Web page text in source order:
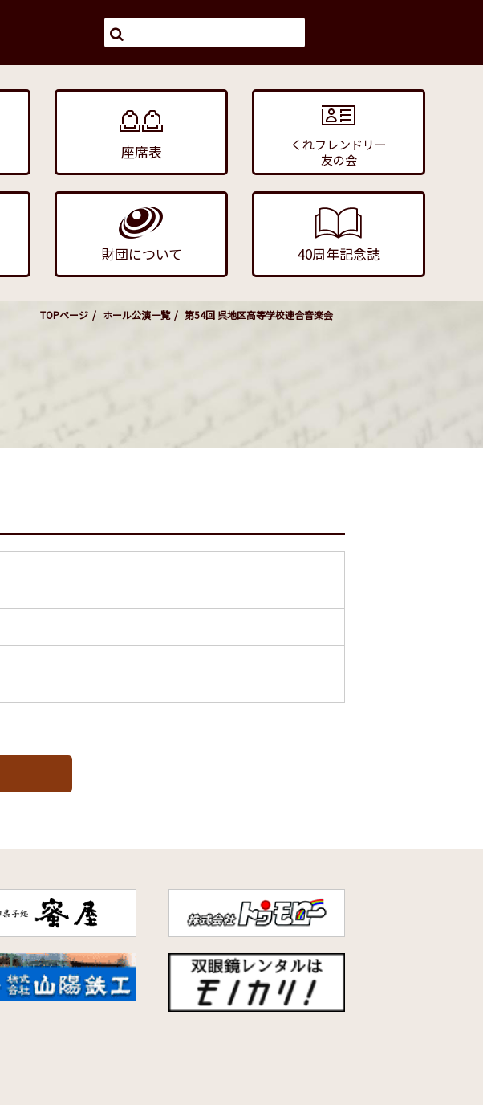
座席表
くれフレンドリー
友の会
財団について 40周年記念誌
TOPページ ホール公演一覧 第54回 呉地区高等学校連合音楽会